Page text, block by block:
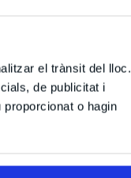
el trànsit del lloc.
de publicitat i
o hagin